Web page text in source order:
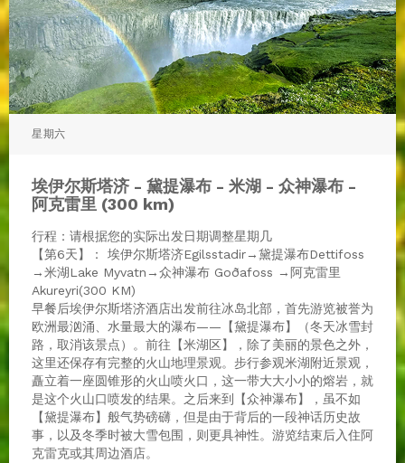
星期六
埃伊尔斯塔济 - 黛提瀑布 - 米湖 - 众神瀑布 -
阿克雷里 (300 km)
行程：请根据您的实际出发日期调整星期几
【第6天】： 埃伊尔斯塔济Egilsstadir→黛提瀑布Dettifoss
→米湖Lake Myvatn→众神瀑布 Goðafoss →阿克雷里
Akureyri(300 KM)
早餐后埃伊尔斯塔济酒店出发前往冰岛北部，首先游览被誉为
欧洲最汹涌、水量最大的瀑布——【黛提瀑布】（冬天冰雪封
路，取消该景点）。前往【米湖区】，除了美丽的景色之外，
这里还保存有完整的火山地理景观。步行参观米湖附近景观，
矗立着一座圆锥形的火山喷火口，这一带大大小小的熔岩，就
是这个火山口喷发的结果。之后来到【众神瀑布】，虽不如
【黛提瀑布】般气势磅礴，但是由于背后的一段神话历史故
事，以及冬季时被大雪包围，则更具神性。游览结束后入住阿
克雷克或其周边酒店。